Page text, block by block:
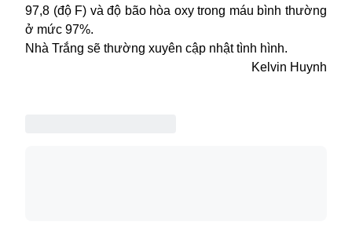
97,8 (độ F) và độ bão hòa oxy trong máu bình thường
ở mức 97%.
Nhà Trắng sẽ thường xuyên cập nhật tình hình.
Kelvin Huynh